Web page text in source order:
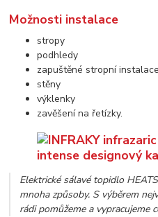
Možnosti instalace
stropy
podhledy
zapuštěné stropní instalace
stěny
výklenky
zavěšení na řetízky.
Elektrické sálavé topidlo
mnoha způsoby. S výběrem
rádi pomůžeme a vypracujeme